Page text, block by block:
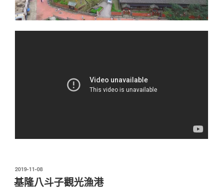
發
佈
於
2019-11-08
基隆八斗子觀光漁港